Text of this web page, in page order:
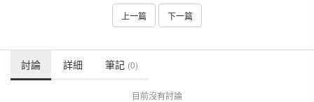
上一篇 下一篇
討論 詳細 筆記 (0)
目前沒有討論